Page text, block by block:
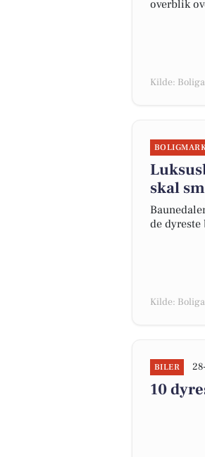
overblik
Kilde: Boliga
skal
de
Kilde: Boliga
BILER
10